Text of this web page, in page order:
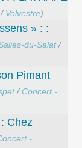
/ Volvestre)
» : :
du-Salat/
Pimant
/ Concert -
Chez
-